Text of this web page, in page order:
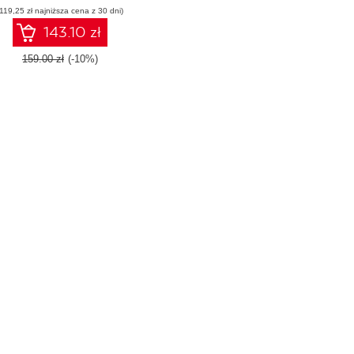
and scale applications
in your enterprise
zł najniższa cena z 30 dni)
143.10 zł
159.00 zł (-10%)